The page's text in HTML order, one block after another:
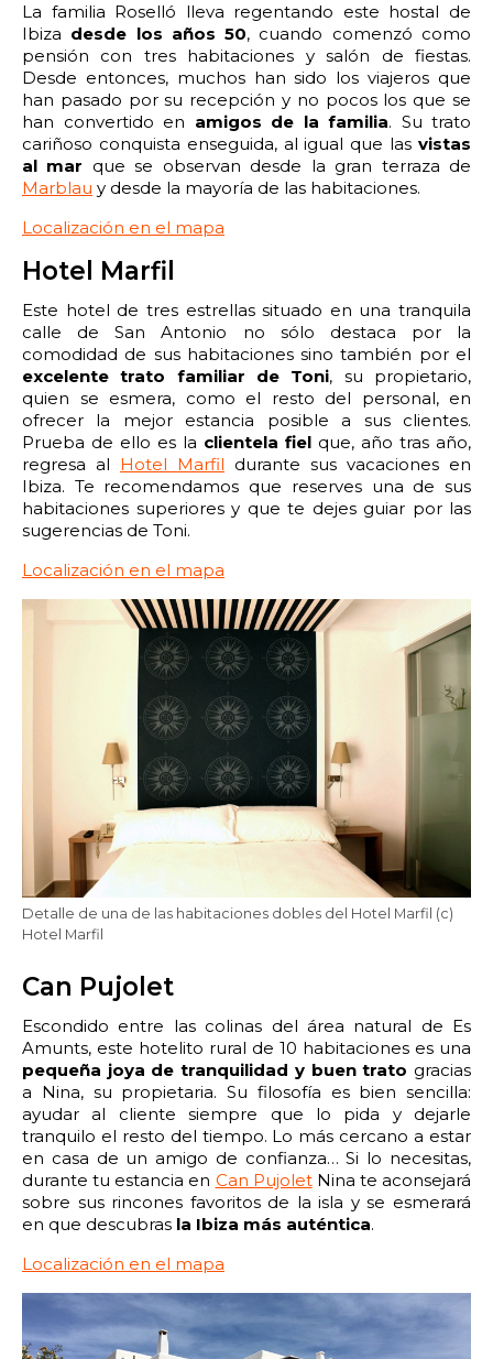
La familia Roselló lleva regentando este hostal de
Ibiza desde los años 50, cuando comenzó como
pensión con tres habitaciones y salón de fiestas.
Desde entonces, muchos han sido los viajeros que
han pasado por su recepción y no pocos los que se
han convertido en amigos de la familia. Su trato
cariñoso conquista enseguida, al igual que las vistas
al mar que se observan desde la gran terraza de
Marblau y desde la mayoría de las habitaciones.
Localización en el mapa
Hotel Marfil
Este hotel de tres estrellas situado en una tranquila
calle de San Antonio no sólo destaca por la
comodidad de sus habitaciones sino también por el
excelente trato familiar de Toni, su propietario,
quien se esmera, como el resto del personal, en
ofrecer la mejor estancia posible a sus clientes.
Prueba de ello es la clientela fiel que, año tras año,
regresa al Hotel Marfil durante sus vacaciones en
Ibiza. Te recomendamos que reserves una de sus
habitaciones superiores y que te dejes guiar por las
sugerencias de Toni.
Localización en el mapa
Detalle de una de las habitaciones dobles del Hotel Marfil (c)
Hotel Marfil
Can Pujolet
Escondido entre las colinas del área natural de Es
Amunts, este hotelito rural de 10 habitaciones es una
pequeña joya de tranquilidad y buen trato gracias
a Nina, su propietaria. Su filosofía es bien sencilla:
ayudar al cliente siempre que lo pida y dejarle
tranquilo el resto del tiempo. Lo más cercano a estar
en casa de un amigo de confianza… Si lo necesitas,
durante tu estancia en Can PujoletNina te aconsejará
sobre sus rincones favoritos de la isla y se esmerará
en que descubras la Ibiza más auténtica.
Localización en el mapa